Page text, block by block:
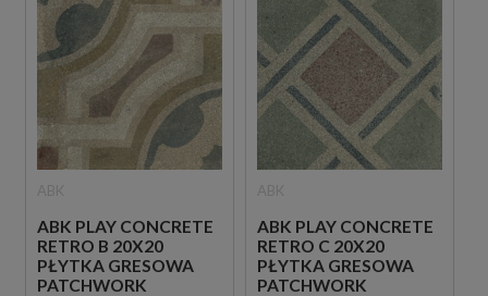
ABK PLAY CONCRETE
RETRO B 20X20
PŁYTKA GRESOWA
PATCHWORK
ABK PLAY CONCRETE
RETRO C 20X20
PŁYTKA GRESOWA
PATCHWORK